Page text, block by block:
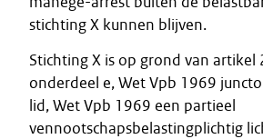
stichting X kunnen blijven.
Stichting X is op grond van artikel
onderdeel e, Wet Vpb 1969
lid, Wet Vpb 1969 een partieel
vennootschapsbelastingplichtig